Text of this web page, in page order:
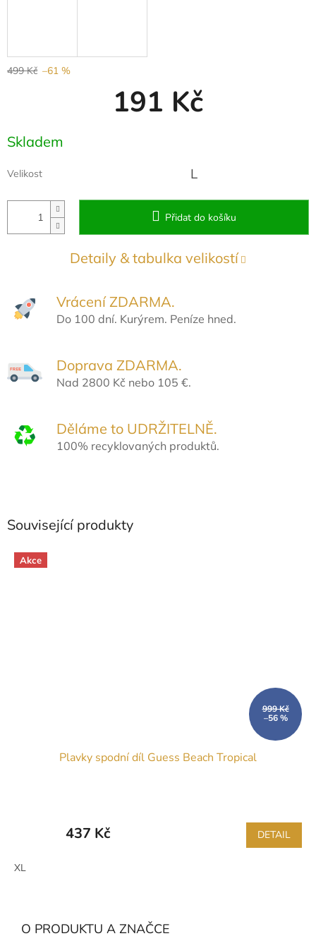
499 Kč –61 %
191 Kč
Měrná
cena:
Skladem
Velikost L
Přidat do košíku
Detaily & tabulka velikostí
Vrácení ZDARMA.
Do 100 dní. Kurýrem. Peníze hned.
Doprava ZDARMA.
Nad 2800 Kč nebo 105 €.
Děláme to UDRŽITELNĚ.
100% recyklovaných produktů.
Související produkty
Akce
999 Kč
–56 %
Plavky spodní díl Guess Beach Tropical
437 Kč DETAIL
XL
O PRODUKTU A ZNAČCE